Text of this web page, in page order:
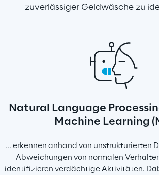
zuverlässiger Geldwäsche zu
Natural Language
Machine Learning
... erkennen anhand von unstrukturierten
Abweichungen von normalen
identifizieren verdächtige Aktivitäten.